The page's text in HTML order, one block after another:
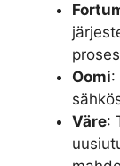
Oomi:
Väre: